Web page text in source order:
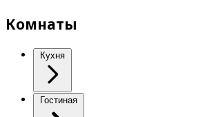
Комнаты
Кухня
Гостиная